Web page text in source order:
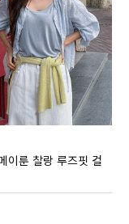
이룬 찰랑 루즈핏 컬